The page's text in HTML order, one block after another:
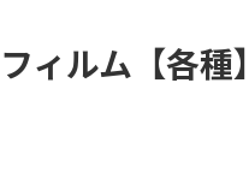
ィルム【各種】